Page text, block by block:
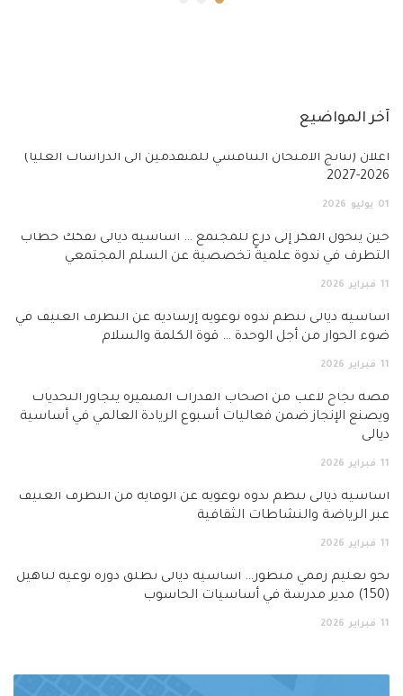
آخر المواضيع
أعلان (نتائج الامتحان التنافسي للمتقدمين الى الدراسات العليا)
2026-2027
01 يوليو 2026
حين يتحول الفكر إلى درعٍ للمجتمع … أساسية ديالى تفكك خطاب
التطرف في ندوة علمية تخصصية عن السلم المجتمعي
11 فبراير 2026
أساسية ديالى تنظم ندوة توعوية إرشادية عن التطرف العنيف في
ضوء الحوار من أجل الوحدة … قوة الكلمة والسلام
11 فبراير 2026
قصة نجاح لاعب من أصحاب القدرات المتميزة يتجاوز التحديات
ويصنع الإنجاز ضمن فعاليات أسبوع الريادة العالمي في أساسية
ديالى
11 فبراير 2026
أساسية ديالى تنظم ندوة توعوية عن الوقاية من التطرف العنيف
عبر الرياضة والنشاطات الثقافية
11 فبراير 2026
نحو تعليم رقمي متطور… اساسية ديالى تطلق دورة نوعية لتأهيل
(150) مدير مدرسة في أساسيات الحاسوب
11 فبراير 2026